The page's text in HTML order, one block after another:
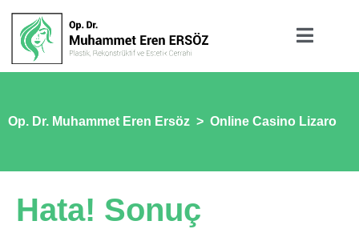
Op. Dr. Muhammet Eren Ersöz > Online Casino Lizaro
Hata! Sonuç